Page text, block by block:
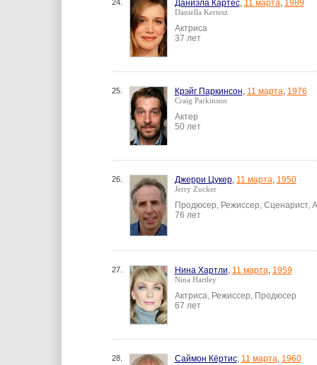
24. Даниэла Картес, 11 марта, 1989
Daniella Kertesz
Актриса
37 лет
25. Крэйг Паркинсон, 11 марта, 1976
Craig Parkinson
Актер
50 лет
26. Джерри Цукер, 11 марта, 1950
Jerry Zucker
Продюсер, Режиссер, Сценарист,
76 лет
27. Нина Хартли, 11 марта, 1959
Nina Hartley
Актриса, Режиссер, Продюсер
67 лет
28. Саймон Кёртис, 11 марта, 1960